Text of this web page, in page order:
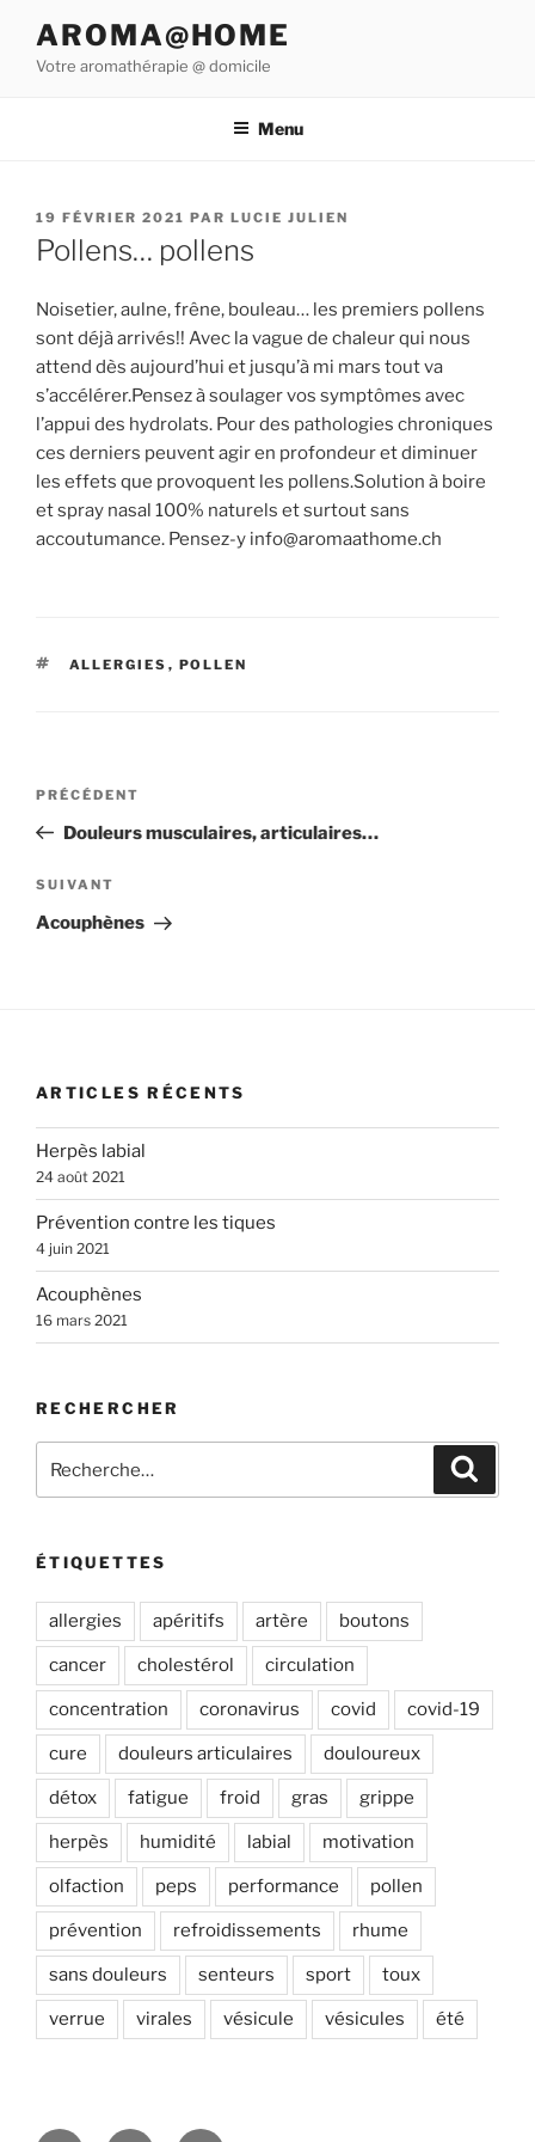
contenu
AROMA@HOME
Votre aromathérapie @ domicile
Menu
PUBLIÉ
LE
19 FÉVRIER 2021 PAR LUCIE JULIEN
Pollens… pollens
Noisetier, aulne, frêne, bouleau… les premiers pollens
sont déjà arrivés!! Avec la vague de chaleur qui nous
attend dès aujourd’hui et jusqu’à mi mars tout va
s’accélérer.Pensez à soulager vos symptômes avec
l’appui des hydrolats. Pour des pathologies chroniques
ces derniers peuvent agir en profondeur et diminuer
les effets que provoquent les pollens.Solution à boire
et spray nasal 100% naturels et surtout sans
accoutumance. Pensez-y info@aromaathome.ch
ÉTIQUETTES
ALLERGIES , POLLEN
Navigation
l’article
Article
précédent
PRÉCÉDENT
Douleurs musculaires, articulaires…
Article
suivant
SUIVANT
Acouphènes
ARTICLES RÉCENTS
Herpès labial
24 août 2021
Prévention contre les tiques
4 juin 2021
Acouphènes
16 mars 2021
RECHERCHER
pour
ÉTIQUETTES
allergies apéritifs artère boutons
cancer cholestérol circulation
concentration coronavirus covid covid-19
cure douleurs articulaires douloureux
détox fatigue froid gras grippe
herpès humidité labial motivation
olfaction peps performance pollen
prévention refroidissements rhume
sans douleurs senteurs sport toux
verrue virales vésicule vésicules été